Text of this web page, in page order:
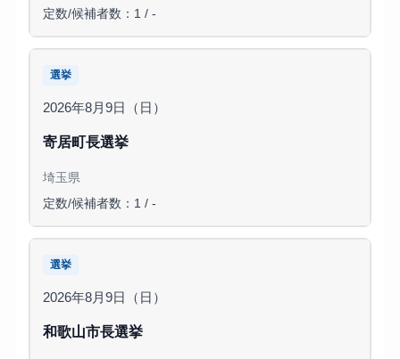
定数/候補者数：1 / -
選挙
2026年8月9日（日）
寄居町長選挙
埼玉県
定数/候補者数：1 / -
選挙
2026年8月9日（日）
和歌山市長選挙